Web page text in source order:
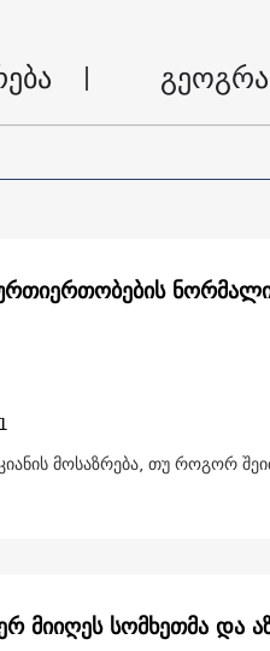
მოსაზრება, თუ როგორ
მიიღეს სომხეთმა და